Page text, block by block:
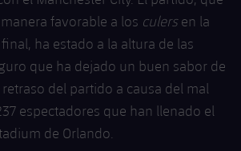
Nou
favorable a los culersen la
ha estado a la altura de las
que ha dejado un buen sabor de
del partido a causa del mal
espectadores que han llenado el
de Orlando.